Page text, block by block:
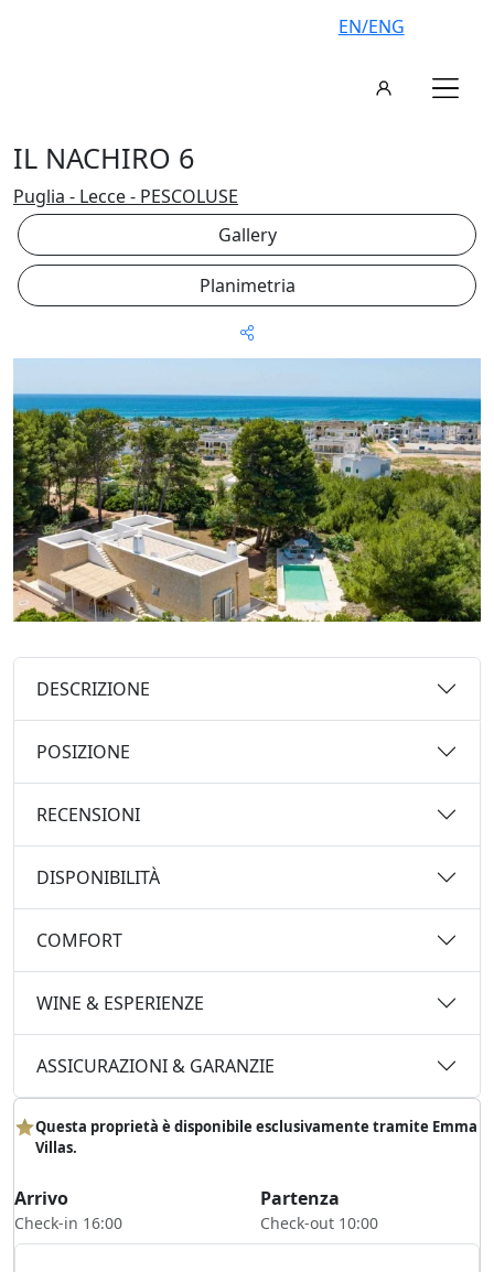
EN/ENG
IL NACHIRO 6
Puglia - Lecce - PESCOLUSE
Gallery
Planimetria
DESCRIZIONE
POSIZIONE
RECENSIONI
DISPONIBILITÀ
COMFORT
WINE & ESPERIENZE
ASSICURAZIONI & GARANZIE
Questa proprietà è disponibile esclusivamente tramite Emma
Villas.
Arrivo
Check-in 16:00
Partenza
Check-out 10:00